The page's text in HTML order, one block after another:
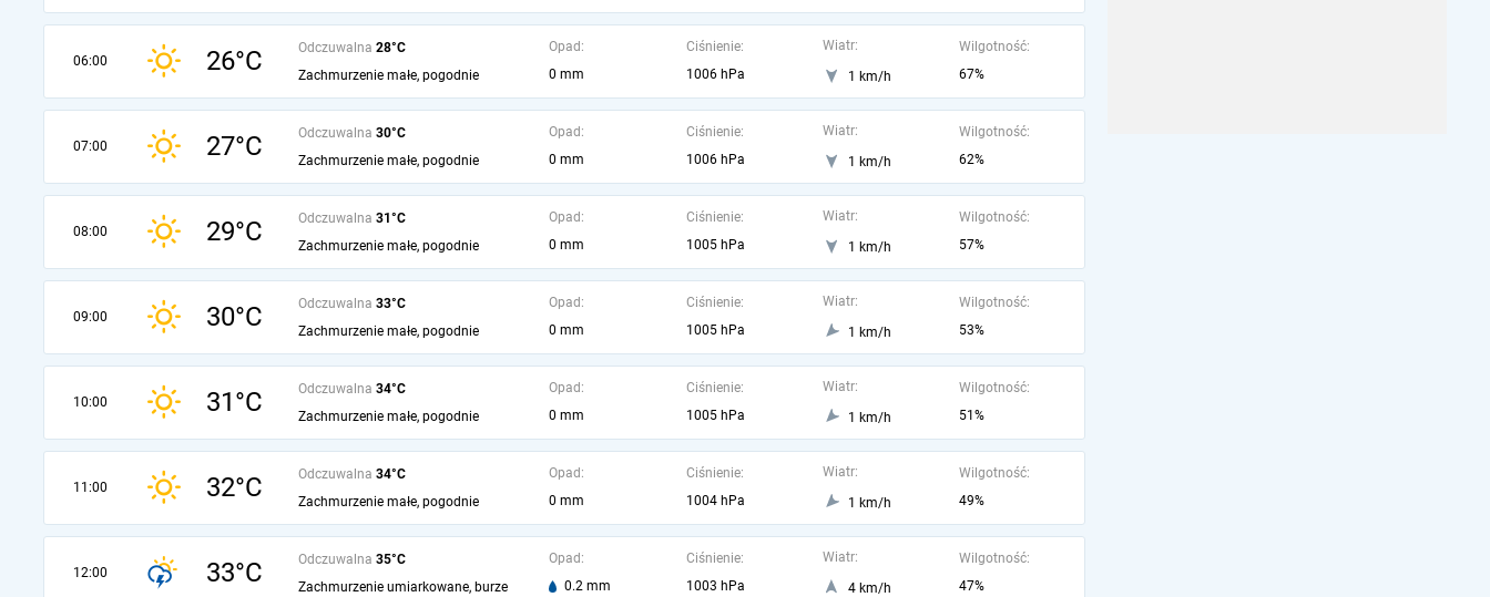
06:00 26°C Odczuwalna 28°C
Zachmurzenie małe, pogodnie
Opad:
0 mm
Ciśnienie:
1006 hPa
Wiatr:
1 km/h
Wilgotność:
67%
07:00 27°C Odczuwalna 30°C
Zachmurzenie małe, pogodnie
Opad:
0 mm
Ciśnienie:
1006 hPa
Wiatr:
1 km/h
Wilgotność:
62%
08:00 29°C Odczuwalna 31°C
Zachmurzenie małe, pogodnie
Opad:
0 mm
Ciśnienie:
1005 hPa
Wiatr:
1 km/h
Wilgotność:
57%
09:00 30°C Odczuwalna 33°C
Zachmurzenie małe, pogodnie
Opad:
0 mm
Ciśnienie:
1005 hPa
Wiatr:
1 km/h
Wilgotność:
53%
10:00 31°C Odczuwalna 34°C
Zachmurzenie małe, pogodnie
Opad:
0 mm
Ciśnienie:
1005 hPa
Wiatr:
1 km/h
Wilgotność:
51%
11:00 32°C Odczuwalna 34°C
Zachmurzenie małe, pogodnie
Opad:
0 mm
Ciśnienie:
1004 hPa
Wiatr:
1 km/h
Wilgotność:
49%
12:00 33°C Odczuwalna 35°C
Zachmurzenie umiarkowane, burze
Opad:
0.2 mm
Ciśnienie:
1003 hPa
Wiatr:
4 km/h
Wilgotność:
47%